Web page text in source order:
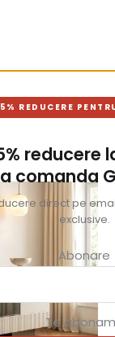
5% REDUCERE
reducere
comanda
direct pe
exclusive.
Abonare
Te